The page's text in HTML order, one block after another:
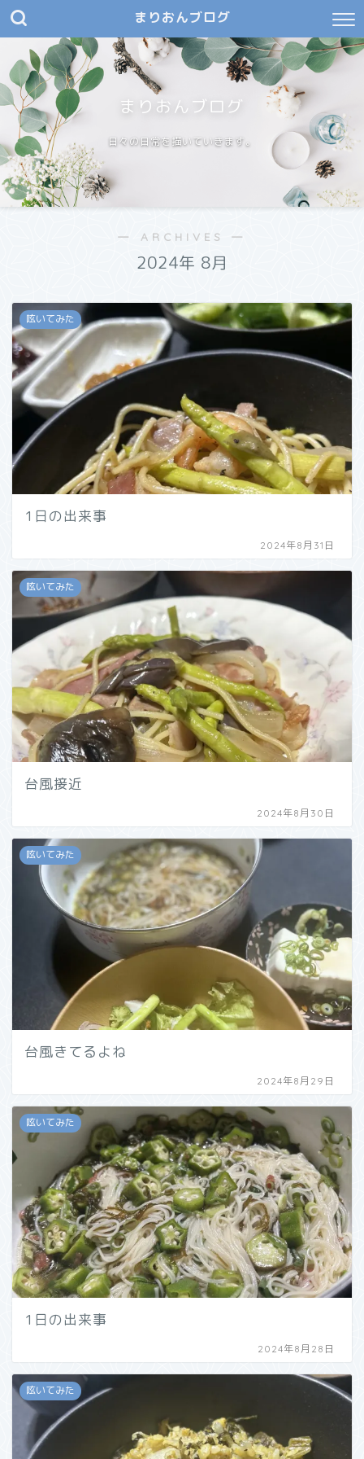
まりおんブログ
まりおんブログ
日々の日常を描いていきます。
― ARCHIVES ―
2024年 8月
呟いてみた
1日の出来事
2024年8月31日
呟いてみた
台風接近
2024年8月30日
呟いてみた
台風きてるよね
2024年8月29日
呟いてみた
1日の出来事
2024年8月28日
呟いてみた